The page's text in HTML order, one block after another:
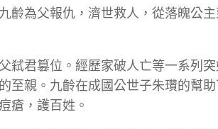
齡為父報仇，濟世救人，從落魄公
弒君篡位。經歷家破人亡等一系列
至親。九齡在成國公世子朱瓚的幫
瘡，護百姓。